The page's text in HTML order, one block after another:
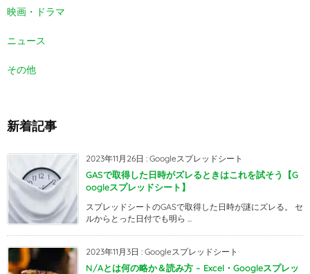
映画・ドラマ
ニュース
その他
新着記事
2023年11月26日 : Googleスプレッドシート
GASで取得した日時がズレるときはこれを試そう【G
oogleスプレッドシート】
スプレッドシートのGASで取得した日時が謎にズレる。 セ
ルからとった日付でも明ら ...
2023年11月3日 : Googleスプレッドシート
N/Aとは何の略か＆読み方 – Excel・Googleスプレッ